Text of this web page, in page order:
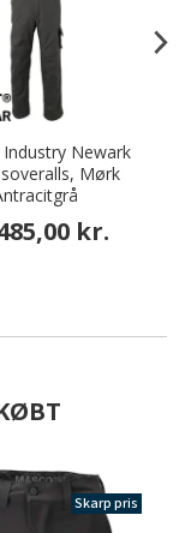
Newark
Mørk
kr.
Skarp pris